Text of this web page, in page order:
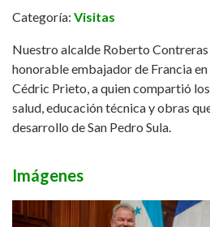
Categoría: Visitas
Nuestro alcalde Roberto
honorable embajador de Francia
Cédric Prieto, a quien compartió
salud, educación técnica y obras
desarrollo de San Pedro Sula.
Imágenes